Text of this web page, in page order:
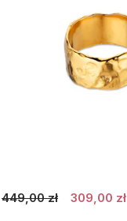
449,00 zł 309,00 zł